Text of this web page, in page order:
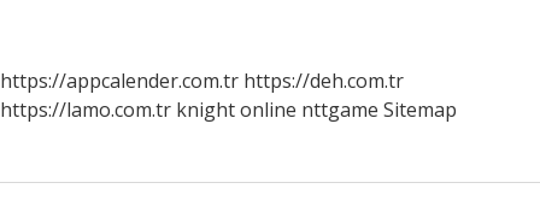
https://appcalender.com.tr https://deh.com.tr
https://lamo.com.tr knight online nttgame Sitemap